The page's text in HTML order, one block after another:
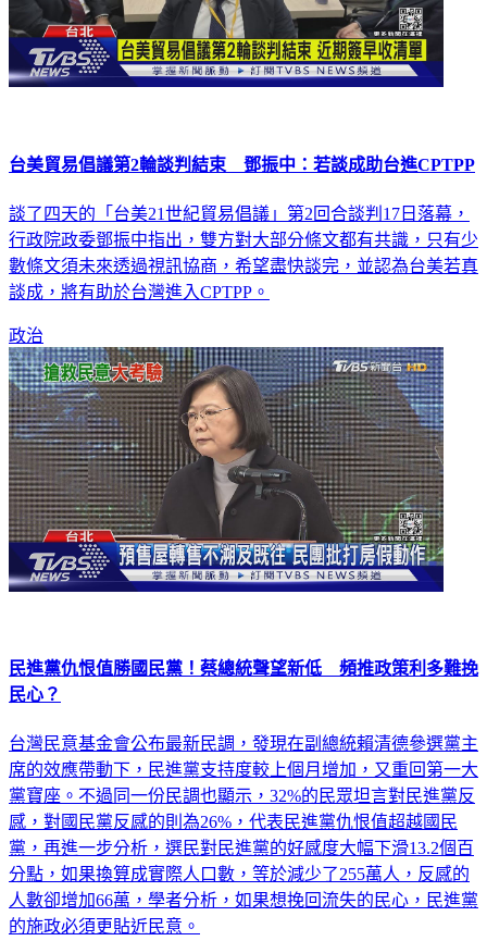
台美貿易倡議第2輪談判結束 鄧振中：若談成助台進CPTPP
談了四天的「台美21世紀貿易倡議」第2回合談判17日落幕，
行政院政委鄧振中指出，雙方對大部分條文都有共識，只有少
數條文須未來透過視訊協商，希望盡快談完，並認為台美若真
談成，將有助於台灣進入CPTPP。
政治
民進黨仇恨值勝國民黨！蔡總統聲望新低 頻推政策利多難挽
民心？
台灣民意基金會公布最新民調，發現在副總統賴清德參選黨主
席的效應帶動下，民進黨支持度較上個月增加，又重回第一大
黨寶座。不過同一份民調也顯示，32%的民眾坦言對民進黨反
感，對國民黨反感的則為26%，代表民進黨仇恨值超越國民
黨，再進一步分析，選民對民進黨的好感度大幅下滑13.2個百
分點，如果換算成實際人口數，等於減少了255萬人，反感的
人數卻增加66萬，學者分析，如果想挽回流失的民心，民進黨
的施政必須更貼近民意。